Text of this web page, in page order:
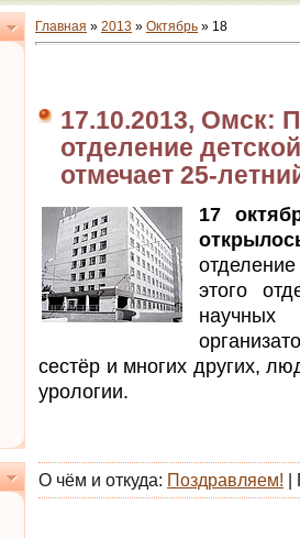
Главная » 2013 » Октябрь » 18
17.10.2013, Омск:
отделение
отмечает 25-
17
этого
научных
сестёр и многих других,
урологии.
О чём и откуда: Поздравляем!